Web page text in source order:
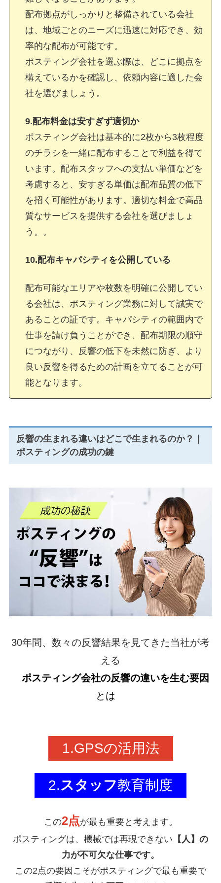
配布拠点がしっかりと整備されている会社
は、地域ごとのニーズに迅速に対応でき、効
率的な配布が可能です。
ポスティング会社を選ぶ際は、どこに拠点を
構えているかを確認し、依頼内容に適した会
社を選びましょう。
9.配布料金は安すぎず適切か
ポスティング会社は基本的に2枚から3枚程度
のチラシを一緒に配布することで利益を得て
います。配布スタッフへの支払い単価などを
考慮すると、安すぎる単価は配布品質の低下
を招く可能性があります。適切な料金で高品
質なサービスを提供する会社を選びましょ
う。。
10.配布キャパシティを公開している
配布可能なエリアや枚数を明確に公開してい
る会社は、ポスティング業務に対して誠実で
あることの証です。キャパシティの範囲内で
仕事を請け負うことができ、配布期限の順守
につながり、反響の低下を未然に防ぎ、より
良い反響を得るための計画を立てることが可
能となります。
反響の生まれる違いはどこで生まれるのか？｜
ポスティングの成功の鍵
30年間、数々の反響結果を見てきた当社が考
える
ポスティング会社の反響の違いを生む要因
とは
1.GPSの活用法
2.スタッフ教育制度
この2点が最も重要と考えます。
ポスティングは、機械では再現できない 【人】の
力が不可欠な仕事です。
この2点の要因こそがポスティングで最も重要で